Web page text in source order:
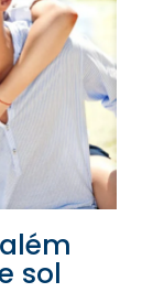
sol